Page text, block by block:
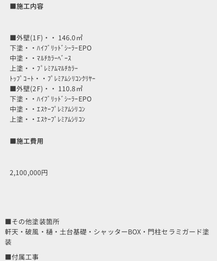
■施工内容
■外壁(1F)・・ 146.0㎡
下塗・・ﾊｲﾌﾞﾘｯﾄﾞｼｰﾗｰEPO
中塗・・ﾏﾙﾁｶﾗｰﾍﾞｰｽ
上塗・・ﾌﾟﾚﾐｱﾑﾏﾙﾁｶﾗｰ
ﾄｯﾌﾟｺｰﾄ・・ﾌﾟﾚﾐｱﾑｼﾘｺﾝｸﾘﾔｰ
■外壁(2F)・・ 110.8㎡
下塗・・ﾊｲﾌﾞﾘｯﾄﾞｼｰﾗｰEPO
中塗・・ｴｽｹｰﾌﾟﾚﾐｱﾑｼﾘｺﾝ
上塗・・ｴｽｹｰﾌﾟﾚﾐｱﾑｼﾘｺﾝ
■施工費用
2,100,000円
■その他塗装箇所
軒天・破風・樋・土台基礎・シャッターBOX・門柱セラミガード塗
装
■付属工事